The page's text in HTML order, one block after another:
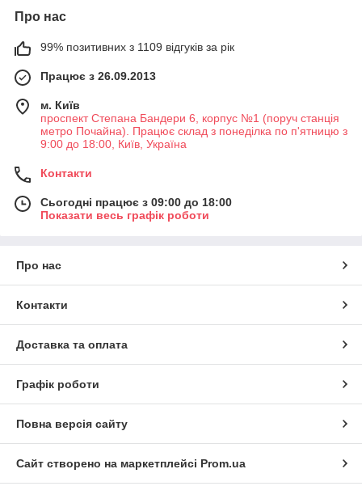
Про нас
99% позитивних з 1109 відгуків за рік
Працює з 26.09.2013
м. Київ
проспект Степана Бандери 6, корпус №1 (поруч станція
метро Почайна). Працює склад з понеділка по п'ятницю з
9:00 до 18:00, Київ, Україна
Контакти
Сьогодні працює з 09:00 до 18:00
Показати весь графік роботи
Про нас
Контакти
Доставка та оплата
Графік роботи
Повна версія сайту
Сайт створено на маркетплейсі Prom.ua